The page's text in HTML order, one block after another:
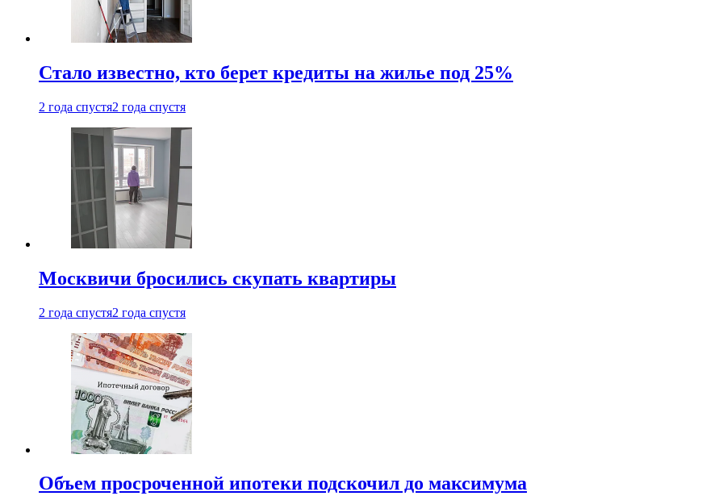
Стало известно, кто берет кредиты на жилье под 25%
2 года спустя2 года спустя
Москвичи бросились скупать квартиры
2 года спустя2 года спустя
Объем просроченной ипотеки подскочил до максимума